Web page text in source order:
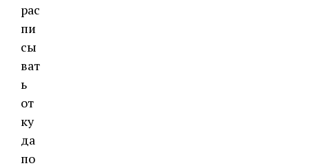
рас
пи
сы
ват
ь
от
ку
да
по